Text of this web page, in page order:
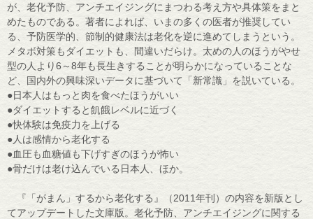
が、老化予防、アンチエイジングにまつわる考え方や具体策をまと
めたものである。著者によれば、いまの多くの医者が推奨してい
る、予防医学的、節制的健康法は老化を逆に進めてしまうという。
メタボ対策もダイエットも、間違いだらけ。太めの人のほうがやせ
型の人より6～8年も長生きすることが明らかになっていることな
ど、国内外の興味深いデータに基づいて「新常識」を説いている。
●日本人はもっと肉を食べたほうがいい
●ダイエットすると飢餓レベルに近づく
●快体験は免疫力を上げる
●人は感情から老化する
●血圧も血糖値も下げすぎのほうが怖い
●骨だけは老け込んでいる日本人、ほか。
『「がまん」するから老化する』（2011年刊）の内容を新版とし
てアップデートした文庫版。老化予防、アンチエイジングに関する